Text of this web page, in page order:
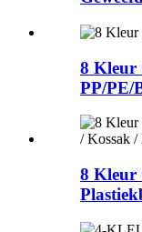
8 Kleur
PP/PE/
8 Kleur